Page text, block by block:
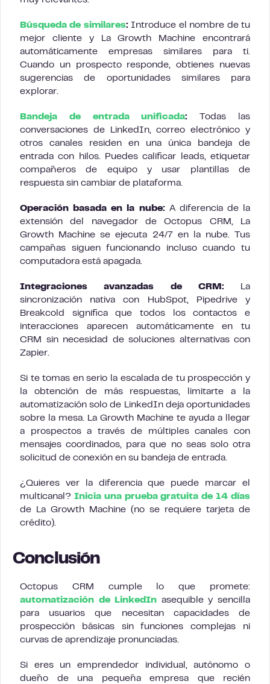
Búsqueda de similares:Introduce el nombre de tu
mejor cliente y La Growth Machine encontrará
automáticamente empresas similares para ti.
Cuando un prospecto responde, obtienes nuevas
sugerencias de oportunidades similares para
explorar.
Bandeja de entrada unificada: Todas las
conversaciones de LinkedIn, correo electrónico y
otros canales residen en una única bandeja de
entrada con hilos. Puedes calificar leads, etiquetar
compañeros de equipo y usar plantillas de
respuesta sin cambiar de plataforma.
Operación basada en la nube:A diferencia de la
extensión del navegador de Octopus CRM, La
Growth Machine se ejecuta 24/7 en la nube. Tus
campañas siguen funcionando incluso cuando tu
computadora está apagada.
Integraciones avanzadas de CRM:La
sincronización nativa con HubSpot, Pipedrive y
Breakcold significa que todos los contactos e
interacciones aparecen automáticamente en tu
CRM sin necesidad de soluciones alternativas con
Zapier.
Si te tomas en serio la escalada de tu prospección y
la obtención de más respuestas, limitarte a la
automatización solo de LinkedIn deja oportunidades
sobre la mesa. La Growth Machine te ayuda a llegar
a prospectos a través de múltiples canales con
mensajes coordinados, para que no seas solo otra
solicitud de conexión en su bandeja de entrada.
¿Quieres ver la diferencia que puede marcar el
multicanal? Inicia una prueba gratuita de 14 días
de La Growth Machine (no se requiere tarjeta de
crédito).
Conclusión
Octopus CRM cumple lo que promete:
automatización de LinkedIn asequible y sencilla
para usuarios que necesitan capacidades de
prospección básicas sin funciones complejas ni
curvas de aprendizaje pronunciadas.
Si eres un emprendedor individual, autónomo o
dueño de una pequeña empresa que recién